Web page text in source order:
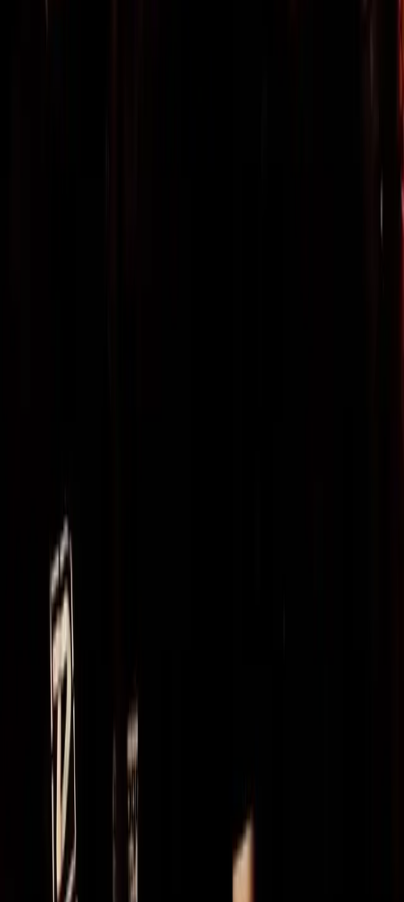
krystalicznie wyprodukowany. Grupa wciąż porusza się po orbicie
synthpopu - mniej lub bardziej mrocznego, bazując jednak przede
wszystkim na melodiach. Tak jest od pierwszych taktów utworu
tytułowego, który otwiera album, gdzie głos Marka na zmianę brzmi
rozpaczliwie i przejmująco, wtapiając się w zapętlony podkład
Richarda. Jeszcze bardziej poruszająco brzmi “A Storm Is Coming”.
Przez całą płytę przewijają się odnośniki do klasyków synthpopu
miary Yazoo i Depeche Mode. Tych ostatnich słychać nie tylko w
podejściu do prowadzenia tematów muzycznych, ale także w
warstwie wokalnej. I tak właśnie jest chwilami w “A Storm Is
Coming”. Balladowy “I Lost A Friend Today” zmusza do refleksji
nad uciekającym czasem, zaś “Trying To Save You” jest już
zwrotem wręcz błagalnym. Świetnie wypadają także numery nieco
bardziej taneczne jak “I Bleed Through You”, czy “Kill Us With
Silence”, gdzie ‘żywsza’ warstwa muzyczna dopełnia refleksję w
tekstach wyśpiewywanych przez Marka. Bronią się także
kompozycje singlowe - hymniczny niemalże “This World”, zwarty i
rytmiczny “Exile”, czy ujmujący, choć smutny “Hey Stranger”.
Najciekawiej wypada jednak końcówka płyty z niepokojąco-
transowym (i zdecydowanie za krótkim) “Cipher”, mocno
‘depeszowym’ “Not Everyone Is Lonely” (artykulacja w refrenie aż
za bardzo przypomina Dave'a Gahana) oraz zamykającym “Be
Kind”, podsumowujący niejako całość.